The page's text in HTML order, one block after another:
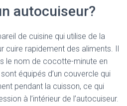
autocuiseur?
de cuisine qui utilise de la
cuire rapidement des aliments. Il
le nom de cocotte-minute en
équipés d’un couvercle qui
pendant la cuisson, ce qui
à l’intérieur de l’autocuiseur.